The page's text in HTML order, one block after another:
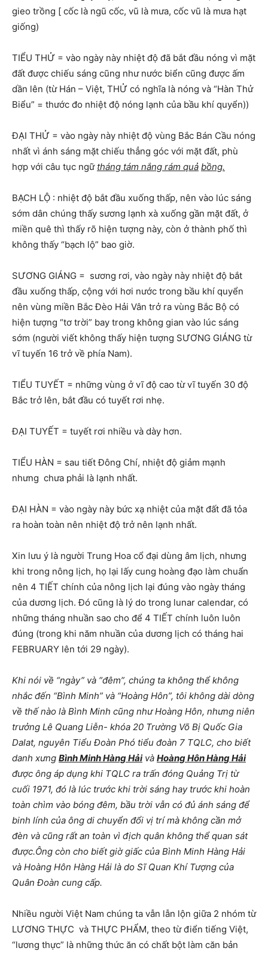
gieo trồng [ cốc là ngũ cốc, vũ là mưa, cốc vũ là mưa hạt
giống)
TIỂU THỬ = vào ngày này nhiệt độ đã bắt đầu nóng vì mặt
đất được chiếu sáng cũng như nước biển cũng được ấm
dần lên (từ Hán – Việt, THỬ có nghĩa là nóng và “Hàn Thử
Biểu” = thước đo nhiệt độ nóng lạnh của bầu khí quyển))
ĐẠI THỬ = vào ngày này nhiệt độ vùng Bắc Bán Cầu nóng
nhất vì ánh sáng mặt chiếu thẳng góc với mặt đất, phù
hợp với câu tục ngữ tháng tám nắng rám quả bồng.
BẠCH LỘ : nhiệt độ bắt đầu xuống thấp, nên vào lúc sáng
sớm dân chúng thấy sương lạnh xà xuống gần mặt đất, ở
miền quê thì thấy rõ hiện tượng này, còn ở thành phố thì
không thấy “bạch lộ” bao giờ.
SƯƠNG GIÁNG = sương rơi, vào ngày này nhiệt độ bắt
đầu xuống thấp, cộng với hơi nước trong bầu khí quyển
nên vùng miền Bắc Đèo Hải Vân trở ra vùng Bắc Bộ có
hiện tượng “tơ trời” bay trong không gian vào lúc sáng
sớm (người viết không thấy hiện tượng SƯƠNG GIÁNG từ
vĩ tuyến 16 trở về phía Nam).
TIỂU TUYẾT = những vùng ở vĩ độ cao từ vĩ tuyến 30 độ
Bắc trở lên, bắt đầu có tuyết rơi nhẹ.
ĐẠI TUYẾT = tuyết rơi nhiều và dày hơn.
TIỂU HÀN = sau tiết Đông Chí, nhiệt độ giảm mạnh
nhưng chưa phải là lạnh nhất.
ĐẠI HÀN = vào ngày này bức xạ nhiệt của mặt đất đã tỏa
ra hoàn toàn nên nhiệt độ trở nên lạnh nhất.
Xin lưu ý là người Trung Hoa cổ đại dùng âm lịch, nhưng
khi trong nông lịch, họ lại lấy cung hoàng đạo làm chuẩn
nên 4 TIẾT chính của nông lịch lại đúng vào ngày tháng
của dương lịch. Đó cũng là lý do trong lunar calendar, có
những tháng nhuần sao cho để 4 TIẾT chính luôn luôn
đúng (trong khi năm nhuần của dương lịch có tháng hai
FEBRUARY lên tới 29 ngày).
Khi nói về “ngày” và “đêm”, chúng ta không thể không
nhắc đến “Bình Minh” và “Hoàng Hôn”, tôi không dài dòng
về thế nào là Bình Minh cũng như Hoàng Hôn, nhưng niên
trưởng Lê Quang Liễn- khóa 20 Trường Võ Bị Quốc Gia
Dalat, nguyên Tiểu Đoàn Phó tiểu đoàn 7 TQLC, cho biết
danh xưng Bình Minh Hàng Hảivà Hoàng Hôn Hàng Hải
được ông áp dụng khi TQLC ra trấn đóng Quảng Trị từ
cuối 1971, đó là lúc trước khi trời sáng hay trước khi hoàn
toàn chìm vào bóng đêm, bầu trời vẫn có đủ ánh sáng để
binh lính của ông di chuyển đổi vị trí mà không cần mở
đèn và cũng rất an toàn vì địch quân không thể quan sát
được.Ông còn cho biết giờ giấc của Bình Minh Hàng Hải
và Hoàng Hôn Hàng Hải là do Sĩ Quan Khí Tượng của
Quân Đoàn cung cấp.
Nhiều người Việt Nam chúng ta vẫn lẫn lộn giữa 2 nhóm từ
LƯƠNG THỰC và THỰC PHẨM, theo từ điển tiếng Việt,
“lương thực” là những thức ăn có chất bột làm căn bản